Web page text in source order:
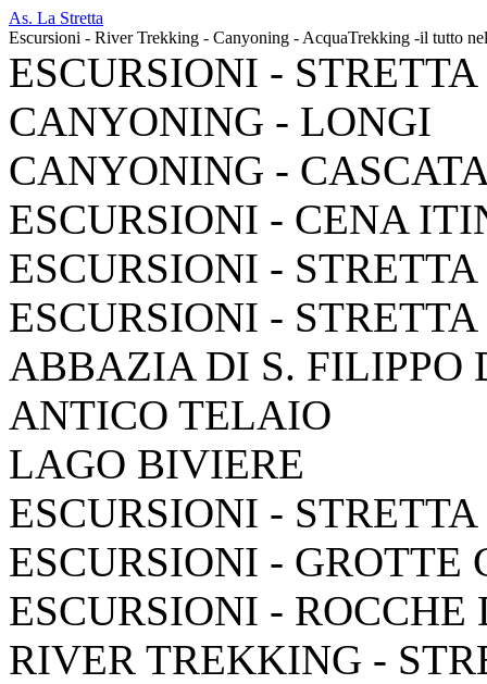
As. La Stretta
Escursioni - River Trekking - Canyoning - AcquaTrekking -il tutto
ESCURSIONI -
CANYONING - LONGI
CANYONING -
ESCURSIONI - CENA
ESCURSIONI -
ESCURSIONI -
ABBAZIA DI S. FILIPPO
ANTICO TELAIO
LAGO BIVIERE
ESCURSIONI -
ESCURSIONI - GROTTE
ESCURSIONI - ROCCHE
RIVER TREKKING -